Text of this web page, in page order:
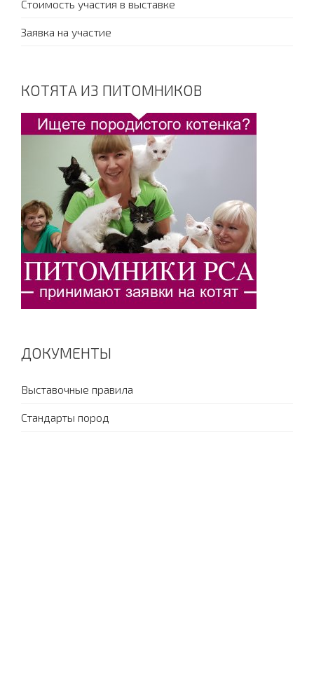
Стоимость участия в выставке
Заявка на участие
КОТЯТА ИЗ ПИТОМНИКОВ
ДОКУМЕНТЫ
Выставочные правила
Стандарты пород